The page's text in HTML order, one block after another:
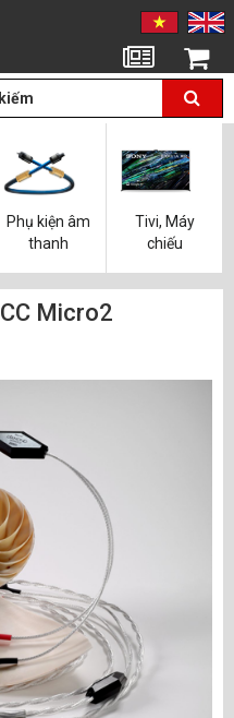
Giỏ hàng
Phụ kiện âm
thanh
Tivi, Máy
chiếu
Micro2